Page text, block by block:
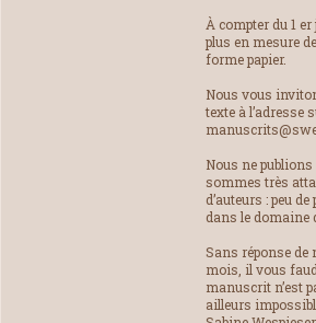
À compter du 1
plus en mesure
forme papier.
Nous vous
texte à l’adresse
Nous ne
sommes très
d’auteurs : peu
dans le domaine
Sans réponse de
mois, il vous
manuscrit n’est
ailleurs